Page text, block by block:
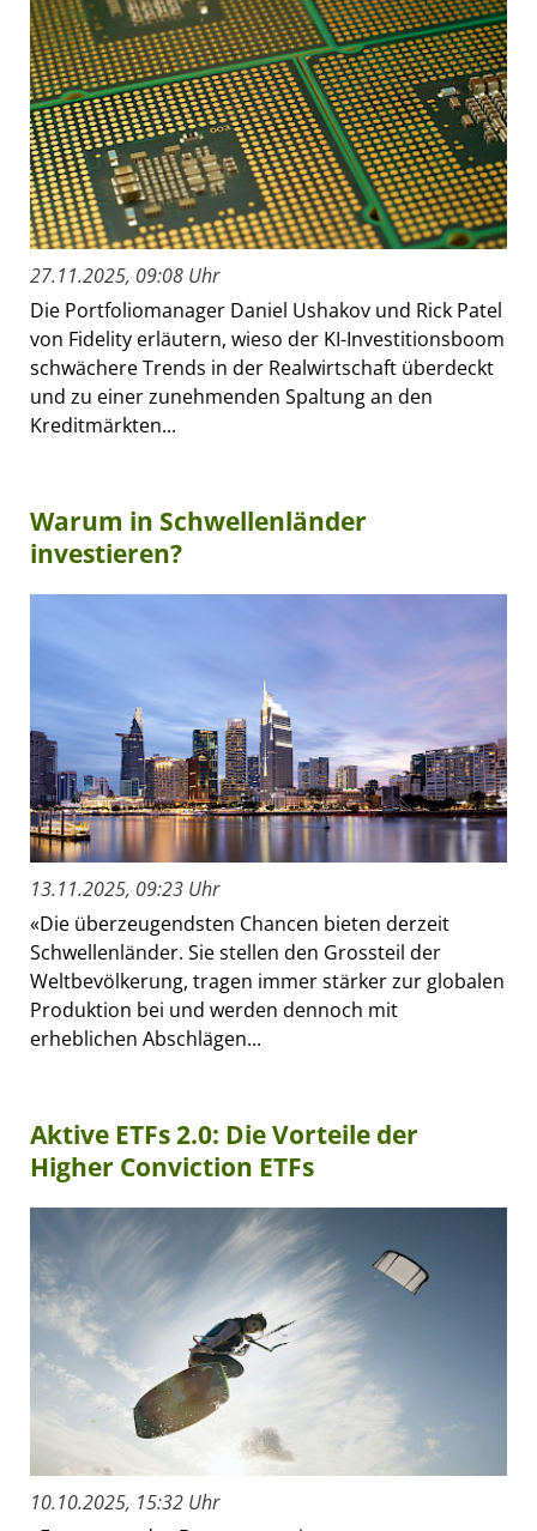
27.11.2025, 09:08 Uhr
Die Portfoliomanager Daniel Ushakov und Rick Patel
von Fidelity erläutern, wieso der KI-Investitionsboom
schwächere Trends in der Realwirtschaft überdeckt
und zu einer zunehmenden Spaltung an den
Kreditmärkten...
Warum in Schwellenländer
investieren?
13.11.2025, 09:23 Uhr
«Die überzeugendsten Chancen bieten derzeit
Schwellenländer. Sie stellen den Grossteil der
Weltbevölkerung, tragen immer stärker zur globalen
Produktion bei und werden dennoch mit
erheblichen Abschlägen...
Aktive ETFs 2.0: Die Vorteile der
Higher Conviction ETFs
10.10.2025, 15:32 Uhr